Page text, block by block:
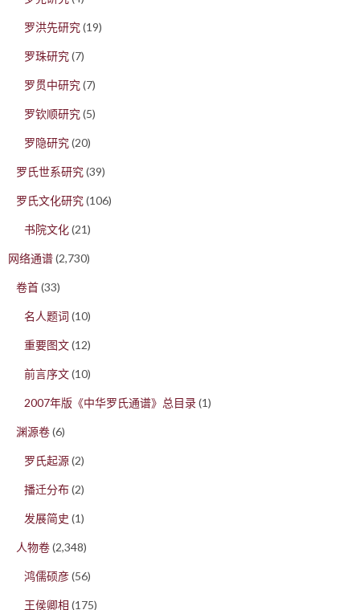
罗洪先研究(19)
罗珠研究(7)
罗贯中研究(7)
罗钦顺研究(5)
罗隐研究(20)
罗氏世系研究(39)
罗氏文化研究(106)
书院文化(21)
网络通谱(2,730)
卷首(33)
名人题词 (10)
重要图文(12)
前言序文(10)
2007年版《中华罗氏通谱》总目录(1)
渊源卷(6)
罗氏起源(2)
播迁分布(2)
发展简史 (1)
人物卷(2,348)
鸿儒硕彦(56)
王侯卿相 (175)